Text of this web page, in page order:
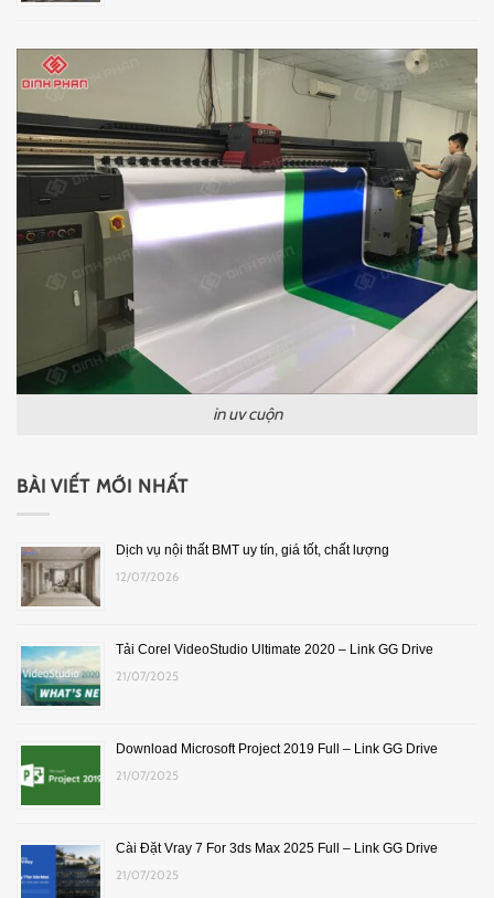
in uv cuộn
BÀI VIẾT MỚI NHẤT
Dịch vụ nội thất BMT uy tín, giá tốt, chất lượng
12/07/2026
Tải Corel VideoStudio Ultimate 2020 – Link GG Drive
21/07/2025
Download Microsoft Project 2019 Full – Link GG Drive
21/07/2025
Cài Đặt Vray 7 For 3ds Max 2025 Full – Link GG Drive
21/07/2025